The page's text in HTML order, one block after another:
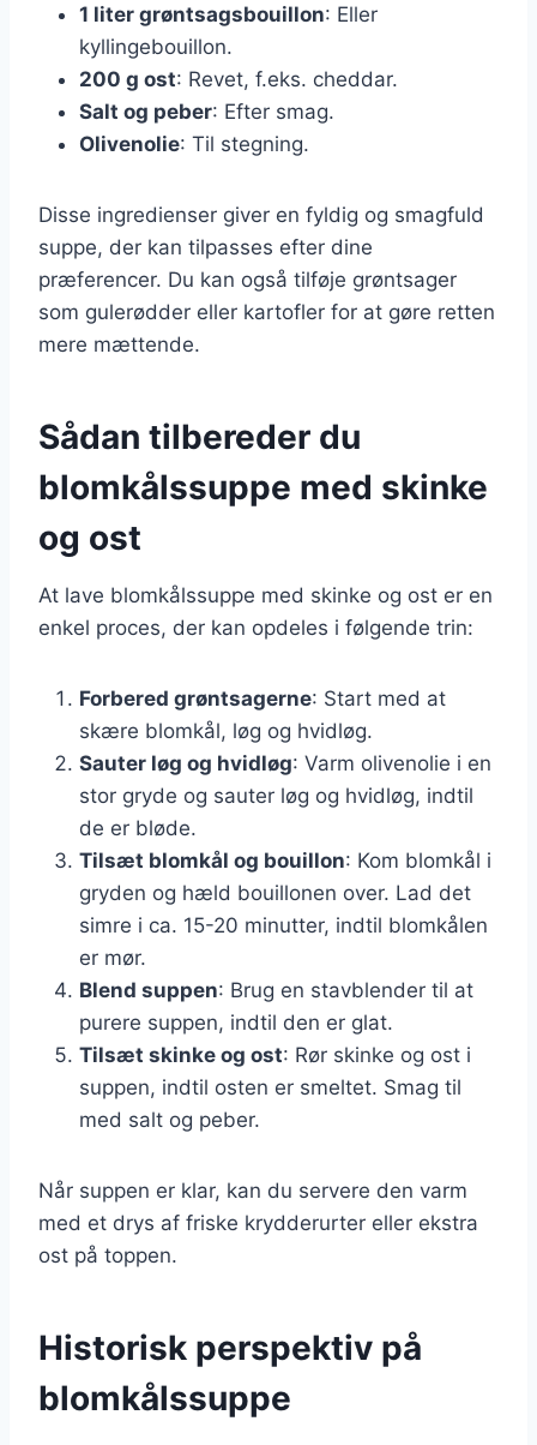
1 liter grøntsagsbouillon: Eller
kyllingebouillon.
200 g ost: Revet, f.eks. cheddar.
Salt og peber: Efter smag.
Olivenolie: Til stegning.
Disse ingredienser giver en fyldig og smagfuld
suppe, der kan tilpasses efter dine
præferencer. Du kan også tilføje grøntsager
som gulerødder eller kartofler for at gøre retten
mere mættende.
Sådan tilbereder du
blomkålssuppe med skinke
og ost
At lave blomkålssuppe med skinke og ost er en
enkel proces, der kan opdeles i følgende trin:
Forbered grøntsagerne: Start med at
skære blomkål, løg og hvidløg.
Sauter løg og hvidløg: Varm olivenolie i en
stor gryde og sauter løg og hvidløg, indtil
de er bløde.
Tilsæt blomkål og bouillon: Kom blomkål i
gryden og hæld bouillonen over. Lad det
simre i ca. 15-20 minutter, indtil blomkålen
er mør.
Blend suppen: Brug en stavblender til at
purere suppen, indtil den er glat.
Tilsæt skinke og ost: Rør skinke og ost i
suppen, indtil osten er smeltet. Smag til
med salt og peber.
Når suppen er klar, kan du servere den varm
med et drys af friske krydderurter eller ekstra
ost på toppen.
Historisk perspektiv på
blomkålssuppe